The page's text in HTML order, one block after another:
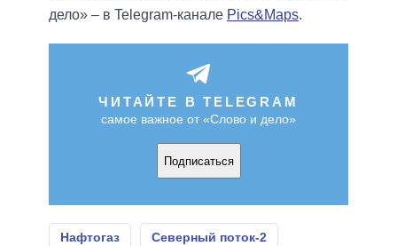
дело» – в Telegram-канале Pics&Maps.
ЧИТАЙТЕ В TELEGRAM
самое важное от «Слово и дело»
Подписаться
Нафтогаз Северный поток-2